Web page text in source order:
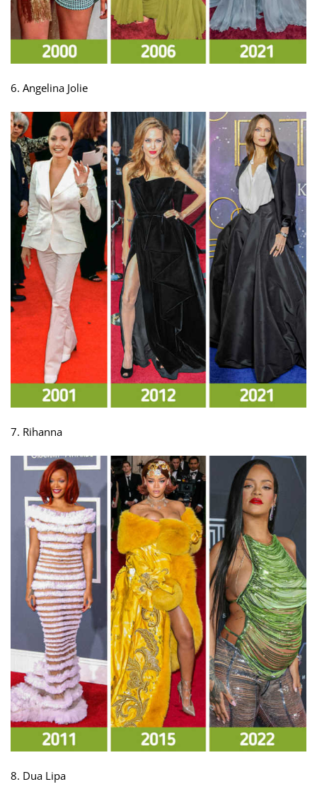
6. Angelina Jolie
7. Rihanna
8. Dua Lipa